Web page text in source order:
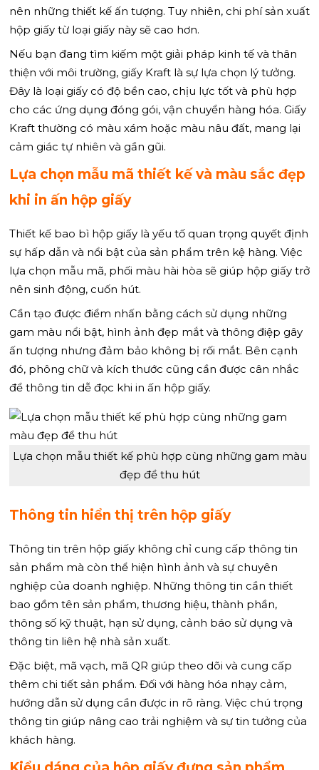
nên những thiết kế ấn tượng. Tuy nhiên, chi phí sản xuất
hộp giấy từ loại giấy này sẽ cao hơn.
Nếu bạn đang tìm kiếm một giải pháp kinh tế và thân
thiện với môi trường, giấy Kraft là sự lựa chọn lý tưởng.
Đây là loại giấy có độ bền cao, chịu lực tốt và phù hợp
cho các ứng dụng đóng gói, vận chuyển hàng hóa. Giấy
Kraft thường có màu xám hoặc màu nâu đất, mang lại
cảm giác tự nhiên và gần gũi.
Lựa chọn mẫu mã thiết kế và màu sắc đẹp
khi in ấn hộp giấy
Thiết kế bao bì hộp giấy là yếu tố quan trọng quyết định
sự hấp dẫn và nổi bật của sản phẩm trên kệ hàng. Việc
lựa chọn mẫu mã, phối màu hài hòa sẽ giúp hộp giấy trở
nên sinh động, cuốn hút.
Cần tạo được điểm nhấn bằng cách sử dụng những
gam màu nổi bật, hình ảnh đẹp mắt và thông điệp gây
ấn tượng nhưng đảm bảo không bị rối mắt. Bên cạnh
đó, phông chữ và kích thước cũng cần được cân nhắc
để thông tin dễ đọc khi in ấn hộp giấy.
Lựa chọn mẫu thiết kế phù hợp cùng những gam màu
đẹp để thu hút
Thông tin hiển thị trên hộp giấy
Thông tin trên hộp giấy không chỉ cung cấp thông tin
sản phẩm mà còn thể hiện hình ảnh và sự chuyên
nghiệp của doanh nghiệp. Những thông tin cần thiết
bao gồm tên sản phẩm, thương hiệu, thành phần,
thông số kỹ thuật, hạn sử dụng, cảnh báo sử dụng và
thông tin liên hệ nhà sản xuất.
Đặc biệt, mã vạch, mã QR giúp theo dõi và cung cấp
thêm chi tiết sản phẩm. Đối với hàng hóa nhạy cảm,
hướng dẫn sử dụng cần được in rõ ràng. Việc chú trọng
thông tin giúp nâng cao trải nghiệm và sự tin tưởng của
khách hàng.